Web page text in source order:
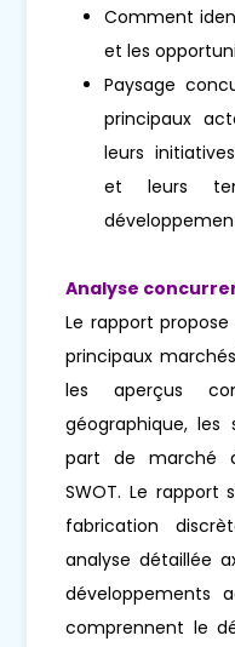
Comment
et les
Paysage
principaux
leurs
et leurs
Analyse
Le rapport
principaux
les aperçus
géographique, les
part de marché
SWOT. Le rapport
fabrication
analyse détaillée
développements
comprennent le